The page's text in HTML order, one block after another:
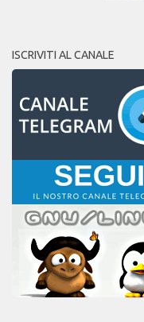
ISCRIVITI AL CANALE